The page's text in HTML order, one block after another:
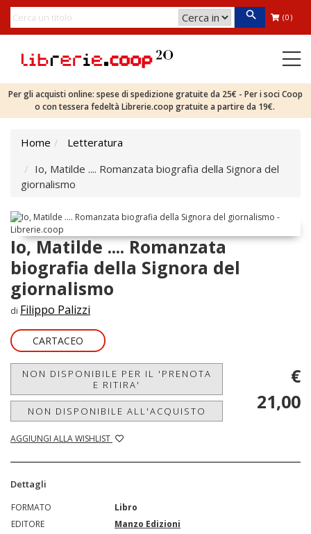
(0)
Per gli acquisti online: spese di spedizione gratuite da 25€ - Per i soci Coop
o con tessera fedeltà Librerie.coop gratuite a partire da 19€.
Home
Letteratura
Io, Matilde .... Romanzata biografia della Signora del
giornalismo
Io, Matilde .... Romanzata
biografia della Signora del
giornalismo
di Filippo Palizzi
CARTACEO
NON DISPONIBILE PER IL 'PRENOTA
E RITIRA'
NON DISPONIBILE ALL'ACQUISTO
AGGIUNGI ALLA WISHLIST
€
21,00
Dettagli
FORMATO
Libro
EDITORE
Manzo Edizioni